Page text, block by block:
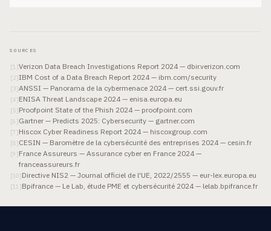
SOURCES
[1 ]Verizon Data Breach Investigations Report 2024 — dbir.verizon.com
[2]IBM Cost of a Data Breach Report 2024 — ibm.com/security
[ 3]ANSSI — Panorama de la cybermenace 2024 — cert.ssi.gouv.fr
[4 ]ENISA Threat Landscape 2024 — enisa.europa.eu
[5]Proofpoint State of the Phish 2024 — proofpoint.com
[6 ]Gartner — Predicts 2025: Cybersecurity — gartner.com
[7 ]Hiscox Cyber Readiness Report 2024 — hiscoxgroup.com
[8]CESIN — Baromètre de la cybersécurité des entreprises 2024 — cesin.fr
[9 ]France Assureurs — Assurance cyber en France 2024 —
franceassureurs.fr
[10]Directive NIS2 — Journal officiel de l'UE, 2022/2555 — eur-lex.europa.eu
[11 ]Bpifrance — Le Lab, étude PME et cybersécurité 2024 — lelab.bpifrance.fr